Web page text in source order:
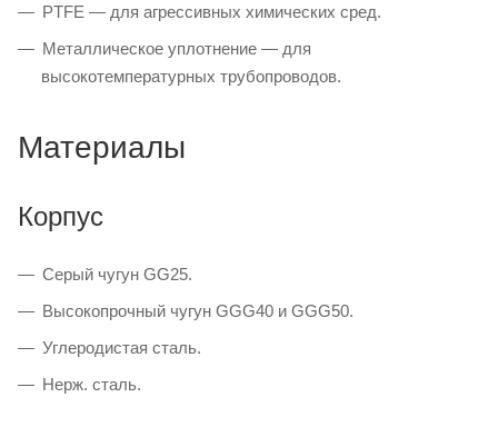
PTFE — для агрессивных химических сред.
Металлическое уплотнение — для
высокотемпературных трубопроводов.
Материалы
Корпус
Серый чугун GG25.
Высокопрочный чугун GGG40 и GGG50.
Углеродистая сталь.
Нерж. сталь.